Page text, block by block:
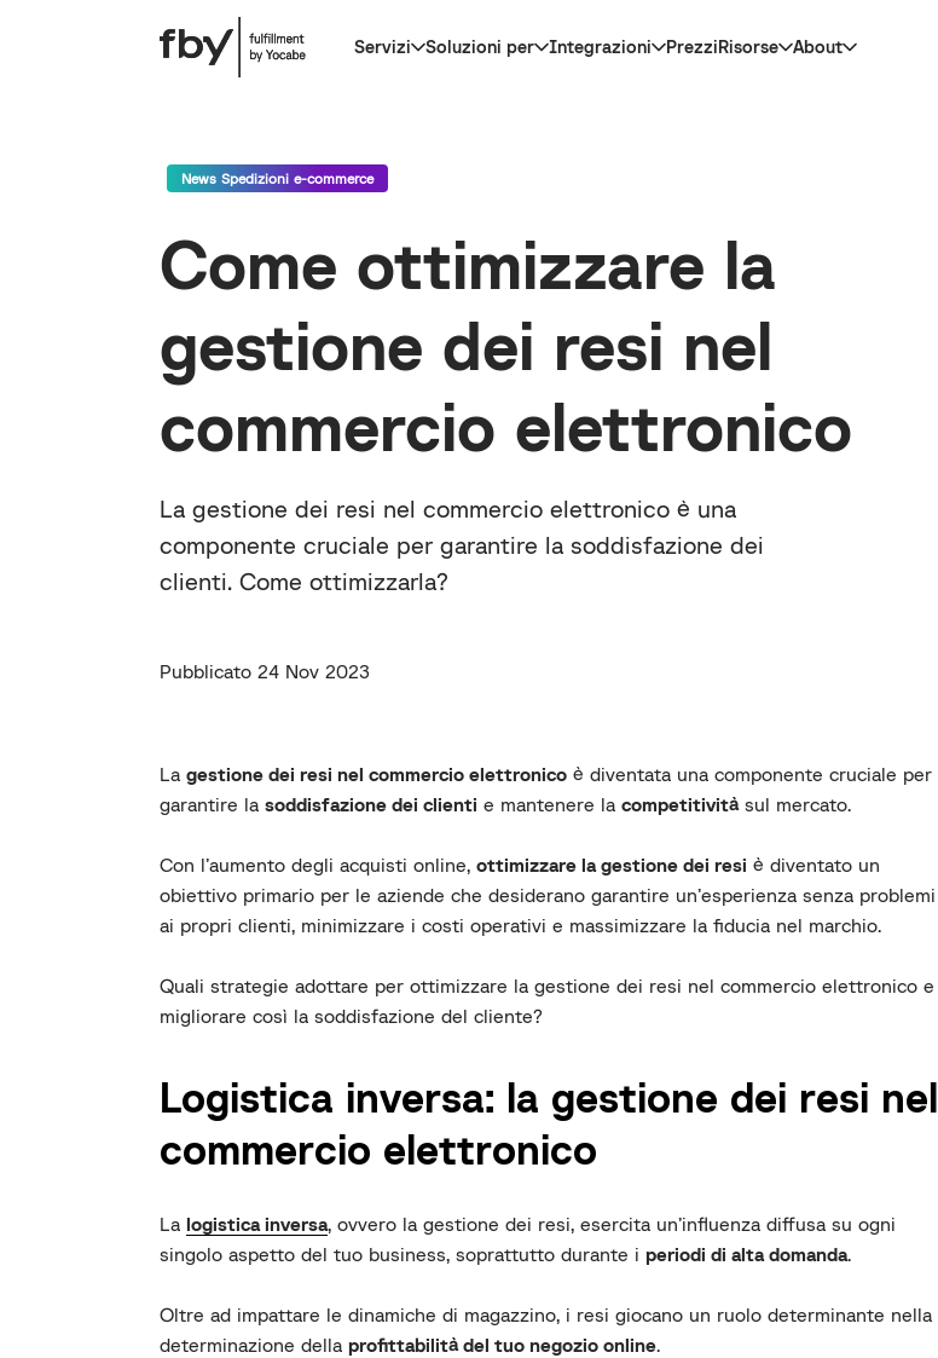
Servizi Soluzioni per Integrazioni PrezziRisorse About
News Spedizioni e-commerce
Come ottimizzare la
gestione dei resi nel
commercio elettronico
La gestione dei resi nel commercio elettronico è una
componente cruciale per garantire la soddisfazione dei
clienti. Come ottimizzarla?
Pubblicato 24 Nov 2023
La gestione dei resi nel commercio elettronico è diventata una componente cruciale per
garantire la soddisfazione dei clienti e mantenere la competitivitàsul mercato.
Con l’aumento degli acquisti online, ottimizzare la gestione dei resi è diventato un
obiettivo primario per le aziende che desiderano garantire un’esperienza senza problemi
ai propri clienti, minimizzare i costi operativi e massimizzare la fiducia nel marchio.
Quali strategie adottare per ottimizzare la gestione dei resi nel commercio elettronico e
migliorare così la soddisfazione del cliente?
Logistica inversa: la gestione dei resi nel
commercio elettronico
La logistica inversa, ovvero la gestione dei resi, esercita un’influenza diffusa su ogni
singolo aspetto del tuo business, soprattutto durante i periodi di alta domanda.
Oltre ad impattare le dinamiche di magazzino, i resi giocano un ruolo determinante nella
determinazione della profittabilità del tuo negozio online.